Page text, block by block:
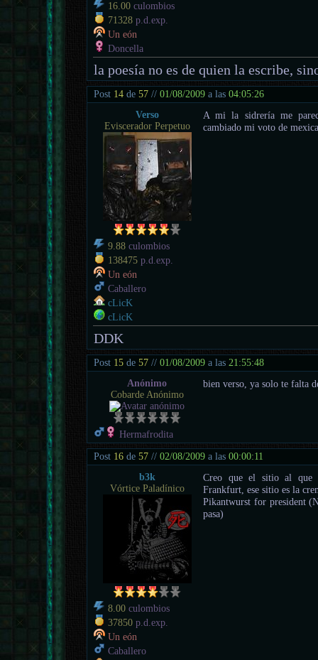
16.00 culombios
71328 p.d.exp.
Un eón
Doncella
la poesía no es de quien la escribe,
Post 14 de57 //01/08/2009 a las04:05:26
Verso
Eviscerador Perpetuo
9.88 culombios
138475 p.d.exp.
Un eón
Caballero
cLicK
cLicK
A mi la sidrería me
cambiado mi voto de
DDK
Post 15 de57 //01/08/2009 a las 21:55:48
Anónimo
Cobarde Anónimo
Hermafrodita
bien verso, ya solo te falta
Post 16 de57 //02/08/2009 a las00:00:11
b3k
Vórtice Paladínico
8.00 culombios
37850 p.d.exp.
Un eón
Caballero
Creo que el sitio al que
Frankfurt, ese sitio es la
Pikantwurst for president
pasa)